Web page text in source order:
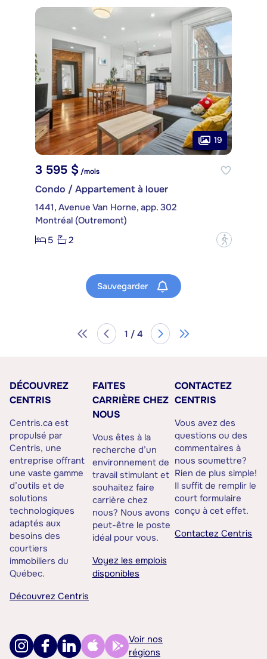
19
3 595 $/mois
Condo / Appartement à louer
1441, Avenue Van Horne, app. 302
Montréal (Outremont)
5
2 ?
Sauvegarder
1 / 4
DÉCOUVREZ
CENTRIS
Centris.ca est
propulsé par
Centris, une
entreprise offrant
une vaste gamme
d’outils et de
solutions
technologiques
adaptés aux
besoins des
courtiers
immobiliers du
Québec.
Découvrez Centris
FAITES
CARRIÈRE CHEZ
NOUS
Vous êtes à la
recherche d’un
environnement de
travail stimulant et
souhaitez faire
carrière chez
nous? Nous avons
peut-être le poste
idéal pour vous.
Voyez les emplois
disponibles
CONTACTEZ
CENTRIS
Vous avez des
questions ou des
commentaires à
nous soumettre?
Rien de plus simple!
Il suffit de remplir le
court formulaire
conçu à cet effet.
Contactez Centris
Voir nos
régions